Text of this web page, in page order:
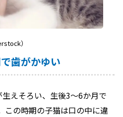
）
歯がかゆい
えそろい、生後3～6か月で
この時期の子猫は口の中に違